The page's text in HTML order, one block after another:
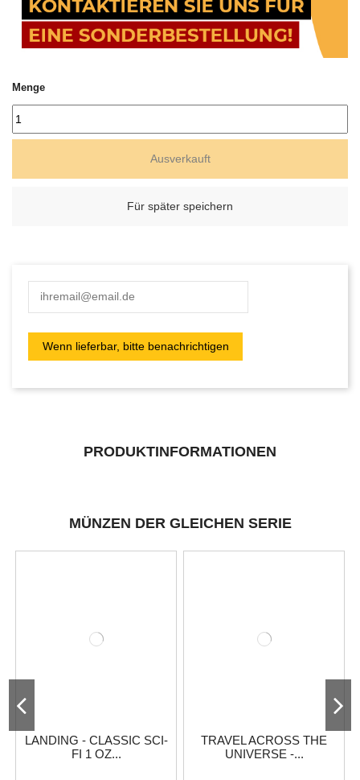
Menge
Ausverkauft
Für später speichern
PRODUKTINFORMATIONEN
MÜNZEN DER GLEICHEN SERIE
LANDING - CLASSIC SCI-
FI 1 OZ...
TRAVEL ACROSS THE
UNIVERSE -...